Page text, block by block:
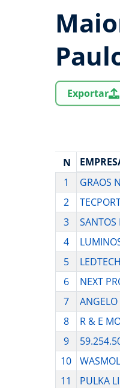
Exportar
N
1
GRAOS
2
3
SANTOS
4
5
LEDTECH
6
NEXT
7
ANGELO
8
R & E
9
10
11
PULKA